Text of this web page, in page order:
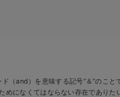
（and）を意味する記号“＆”のこと
めになくてはならない存在でありた